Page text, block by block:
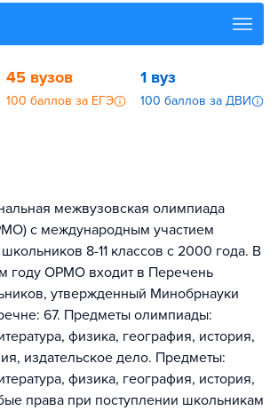
45 вузов
100 баллов за ЕГЭ
1 вуз
100 баллов за ДВИ
межвузовская олимпиада
с международным участием
8-11 классов с 2000 года. В
году ОРМО входит в Перечень
утвержденный Минобрнауки
67. Предметы олимпиады:
физика, география, история,
издательское дело. Предметы:
физика, география, история,
права при поступлении школьникам